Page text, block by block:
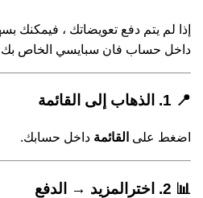
إذا لم يتم دفع تعويضاتك ، فيمكنك
داخل حساب فان سبايسي الخاص
📍 1. الذهاب إلى القائمة
اضغط على القائمة داخل حسابك.
📊 2. اختر المزيد → الدفع